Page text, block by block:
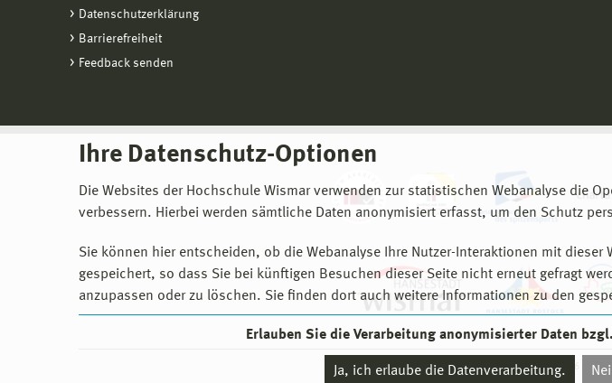
Ihre Datenschutz-Optionen
Die Websites der Hochschule Wismar verwenden zur statistischen Webanalyse die
verbessern. Hierbei werden sämtliche Daten anonymisiert erfasst, um den Schutz
Sie können hier entscheiden, ob die Webanalyse Ihre Nutzer-Interaktionen mit
gespeichert, so dass Sie bei künftigen Besuchen dieser Seite nicht erneut gefragt
anzupassen oder zu löschen. Sie finden dort auch weitere Informationen zu den
Erlauben Sie die Verarbeitung anonymisierter Daten
Ja, ich erlaube die Datenverarbeitung.
Datenschutzerklärung
Barrierefreiheit
Feedback senden
© 2026